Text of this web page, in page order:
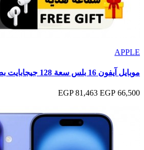
APPLE
موبايل آيفون 16 بلس سعة 128 جيجابايت بضمان ABM
66,500 EGP
81,463 EGP